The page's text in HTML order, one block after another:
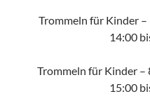
Trommeln für Kinder –
14:00
Trommeln für Kinder –
15:00